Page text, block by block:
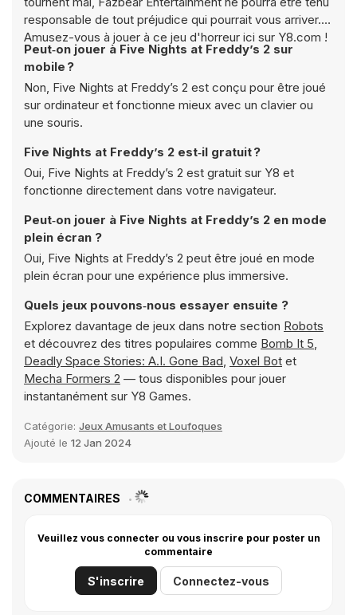
responsable de tout préjudice qui pourrait vous arriver.
Amusez-vous à jouer à ce jeu d'horreur ici sur Y8.com !
Peut‑on jouer à Five Nights at Freddy’s 2 sur
mobile ?
Non, Five Nights at Freddy’s 2 est conçu pour être joué
sur ordinateur et fonctionne mieux avec un clavier ou
une souris.
Five Nights at Freddy’s 2 est‑il gratuit ?
Oui, Five Nights at Freddy’s 2 est gratuit sur Y8 et
fonctionne directement dans votre navigateur.
Peut‑on jouer à Five Nights at Freddy’s 2 en mode
plein écran ?
Oui, Five Nights at Freddy’s 2 peut être joué en mode
plein écran pour une expérience plus immersive.
Quels jeux pouvons‑nous essayer ensuite ?
Explorez davantage de jeux dans notre section Robots
et découvrez des titres populaires comme Bomb It 5,
Deadly Space Stories: A.I. Gone Bad, Voxel Bot et
Mecha Formers 2 — tous disponibles pour jouer
instantanément sur Y8 Games.
Catégorie: Jeux Amusants et Loufoques
Ajouté le 12 Jan 2024
COMMENTAIRES
Veuillez vous connecter ou vous inscrire pour poster un
commentaire
S'inscrire Connectez-vous